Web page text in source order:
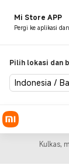
Mi Store APP
Pergi ke aplikasi
Pilih lokasi dan
Indonesia /
Kulkas,